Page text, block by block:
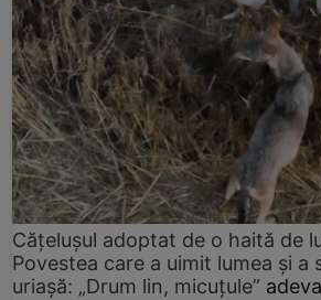
Cățelușul adoptat de o haită de
Povestea care a uimit lumea și
uriașă: „Drum lin, micuțule”